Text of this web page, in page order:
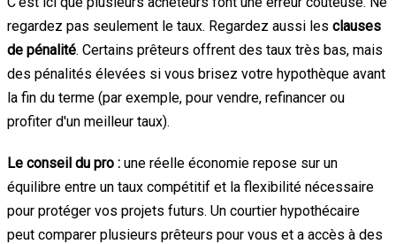
regardez pas seulement le taux. Regardez aussi les clauses
de pénalité. Certains prêteurs offrent des taux très bas, mais
des pénalités élevées si vous brisez votre hypothèque avant
la fin du terme (par exemple, pour vendre, refinancer ou
profiter d'un meilleur taux).
Le conseil du pro : une réelle économie repose sur un
équilibre entre un taux compétitif et la flexibilité nécessaire
pour protéger vos projets futurs. Un courtier hypothécaire
peut comparer plusieurs prêteurs pour vous et a accès à des